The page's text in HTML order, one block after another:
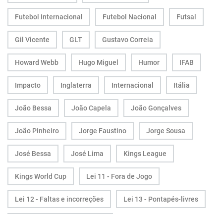
Futebol Internacional Futebol Nacional Futsal
Gil Vicente GLT Gustavo Correia
Howard Webb Hugo Miguel Humor IFAB
Impacto Inglaterra Internacional Itália
João Bessa João Capela João Gonçalves
João Pinheiro Jorge Faustino Jorge Sousa
José Bessa José Lima Kings League
Kings World Cup Lei 11 - Fora de Jogo
Lei 12 - Faltas e incorreções Lei 13 - Pontapés-livres